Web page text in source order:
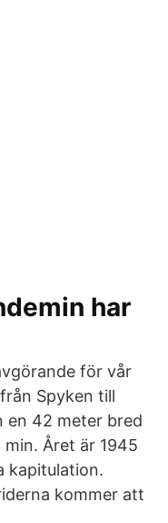
har
för vår
Spyken till
en 42 meter bred
Året är 1945
kapitulation.
kommer att